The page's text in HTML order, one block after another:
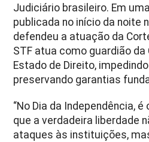
Judiciário brasileiro. Em
publicada no início da noite
defendeu a atuação da
STF atua como guardião
Estado de Direito,
preservando garantias
“No Dia da Independência,
que a verdadeira liberdade
ataques às instituições,